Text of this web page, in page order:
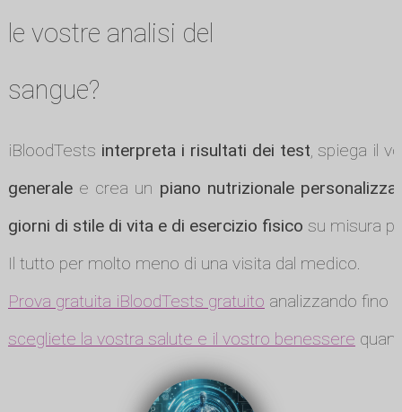
le vostre analisi del
sangue?
iBloodTests interpreta i risultati dei test, spiega il
generalee crea un piano nutrizionale
giorni di stile di vita e di esercizio fisico su misura
Il tutto per molto meno di una visita dal medico.
Prova gratuita iBloodTests gratuito analizzando fino
scegliete la vostra salute e il vostro benessere